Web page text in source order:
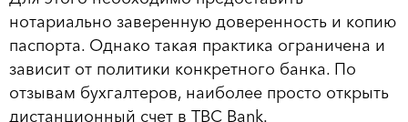
нотариально заверенную доверенность и копию
паспорта. Однако такая практика ограничена и
зависит от политики конкретного банка. По
отзывам бухгалтеров, наиболее просто открыть
дистанционный счет в TBC Bank.